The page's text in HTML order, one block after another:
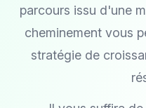
parcours issu d'une
cheminement vous
stratégie de